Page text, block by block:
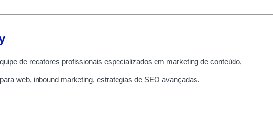
de redatores profissionais especializados em marketing de conteúdo,
web, inbound marketing, estratégias de SEO avançadas.